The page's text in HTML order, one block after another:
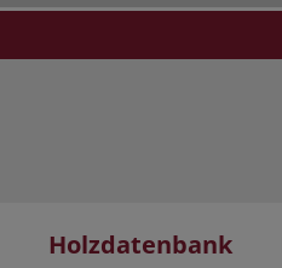
Holzdatenbank